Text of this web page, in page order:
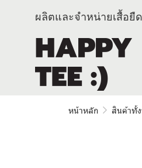
ผลิตและจำหน่ายเสื้อยื
หน้าหลัก สินค้าทั้